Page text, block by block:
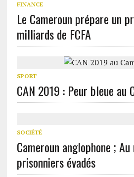
FINANCE
Le Cameroun prépare un
milliards de FCFA
SPORT
CAN 2019 : Peur bleue au
SOCIÉTÉ
Cameroun anglophone ;
prisonniers évadés